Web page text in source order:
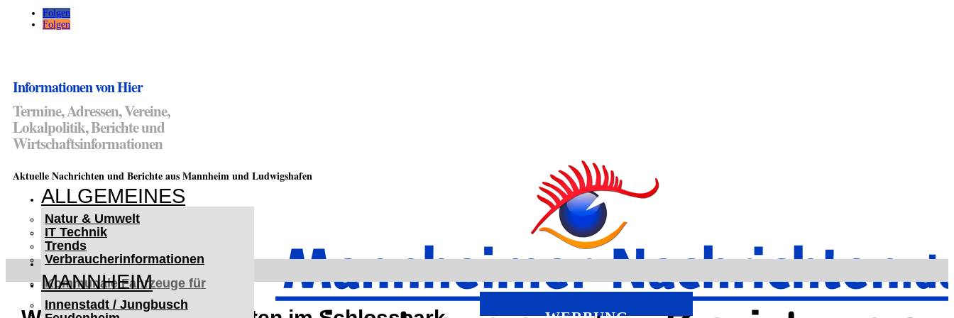
Folgen
Folgen
Informationen von Hier
Termine, Adressen, Vereine,
Lokalpolitik, Berichte und
Wirtschaftsinformationen
Aktuelle Nachrichten und Berichte aus Mannheim und Ludwigshafen
ALLGEMEINES
Natur & Umwelt
IT Technik
Trends
Verbraucherinformationen
MANNHEIM
Innenstadt / Jungbusch
< UKRAINE >
Kommunale Fahrzeuge für
Czernowitz
Nutzfahrzeuge für Czernowitz